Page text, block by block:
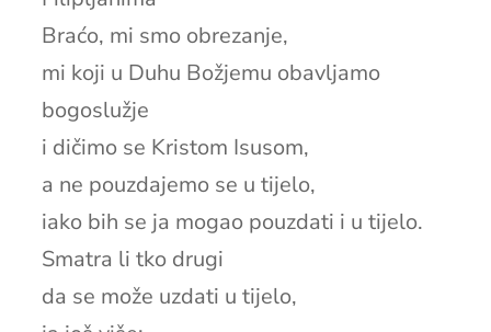
Braćo, mi smo obrezanje,
mi koji u Duhu Božjemu obavljamo
bogoslužje
i dičimo se Kristom Isusom,
a ne pouzdajemo se u tijelo,
iako bih se ja mogao pouzdati i u tijelo.
Smatra li tko drugi
da se može uzdati u tijelo,